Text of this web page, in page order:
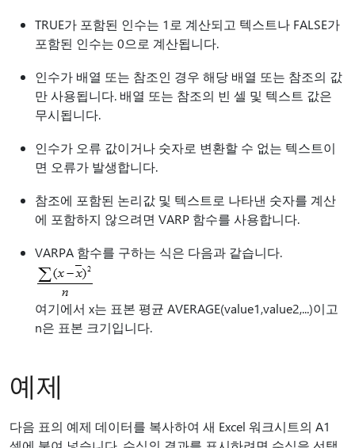
TRUE가 포함된 인수는 1로 계산되고 텍스트나 FALSE가
포함된 인수는 0으로 계산됩니다.
인수가 배열 또는 참조인 경우 해당 배열 또는 참조의 값
만 사용됩니다. 배열 또는 참조의 빈 셀 및 텍스트 값은
무시됩니다.
인수가 오류 값이거나 숫자로 변환할 수 없는 텍스트이
면 오류가 발생합니다.
참조에 포함된 논리값 및 텍스트로 나타낸 숫자를 계산
에 포함하지 않으려면 VARP 함수를 사용합니다.
VARPA 함수를 구하는 식은 다음과 같습니다.
여기에서 x는 표본 평균 AVERAGE(value1,value2,...)이고
n은 표본 크기입니다.
예제
다음 표의 예제 데이터를 복사하여 새 Excel 워크시트의 A1